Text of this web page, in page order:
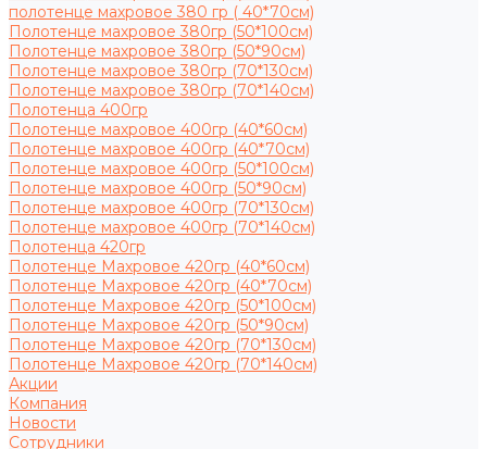
полотенце махровое 380 гр ( 40*70см)
Полотенце махровое 380гр (50*100см)
Полотенце махровое 380гр (50*90см)
Полотенце махровое 380гр (70*130см)
Полотенце махровое 380гр (70*140см)
Полотенца 400гр
Полотенце махровое 400гр (40*60см)
Полотенце махровое 400гр (40*70см)
Полотенце махровое 400гр (50*100см)
Полотенце махровое 400гр (50*90см)
Полотенце махровое 400гр (70*130см)
Полотенце махровое 400гр (70*140см)
Полотенца 420гр
Полотенце Махровое 420гр (40*60см)
Полотенце Махровое 420гр (40*70см)
Полотенце Махровое 420гр (50*100см)
Полотенце Махровое 420гр (50*90см)
Полотенце Махровое 420гр (70*130см)
Полотенце Махровое 420гр (70*140см)
Акции
Компания
Новости
Сотрудники